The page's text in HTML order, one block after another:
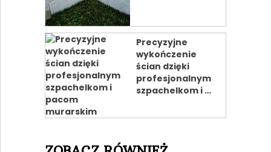
Precyzyjne
wykończenie
ścian dzięki
profesjonalnym
szpachelkom i …